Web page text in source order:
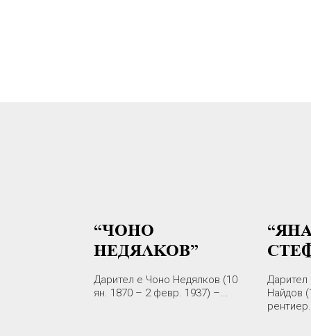
“ЧОНО
НЕДЯЛКОВ”
Дарител е Чоно Недялков (10
ян. 1870 – 2 февр. 1937) –...
Найдов